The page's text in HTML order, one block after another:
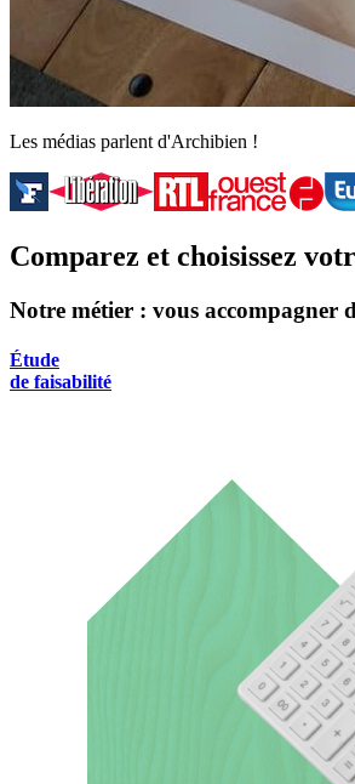
Les médias parlent d'Archibien !
Comparez et choisissez
Notre métier : vous accompagner
Étude
de faisabilité